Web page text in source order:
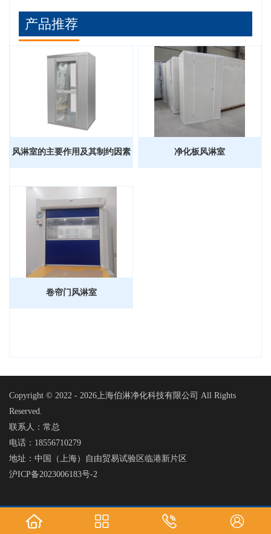
产品推荐
风淋室的主要作用及其制约因素 净化板风淋室
卷帘门风淋室
Copyright © 2022 - 2026上海伯淋净化科技有限公司 All Rights
Reserved.
联系人：常总
电话：18556710279
地址：中国（上海）自由贸易试验区临港新片区
沪ICP备2023006183号-2